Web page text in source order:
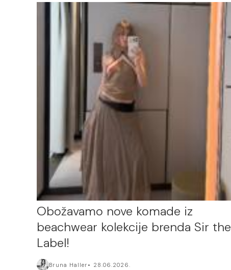
Obožavamo nove komade iz
beachwear kolekcije brenda Sir the
Label!
Bruna Haller 28.06.2026.